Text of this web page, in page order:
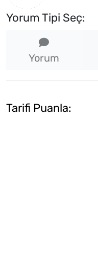
Yorum Tipi Seç:
Yorum
Tarifi Puanla: